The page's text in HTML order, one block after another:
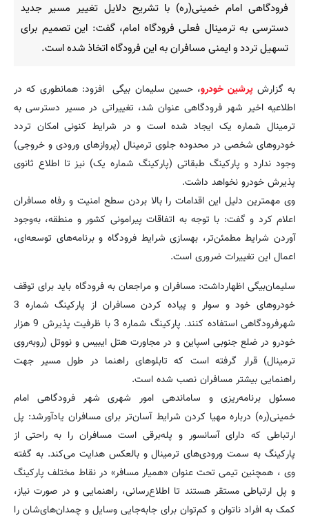
فرودگاهی امام خمینی(ره) با تشریح دلایل تغییر مسیر جدید
دسترسی به ترمینال فعلی فرودگاه امام، گفت: این تصمیم برای
تسهیل تردد و ایمنی مسافران به این فرودگاه اتخاذ شده است.
به گزارش پرشین خودرو، حسین سلیمان‌ بیگی افزود: همانطوری که در
اطلاعیه اخیر شهر فرودگاهی عنوان شد، تغییراتی در مسیر دسترسی به
ترمینال شماره یک ایجاد شده است و در شرایط کنونی امکان تردد
خودروهای شخصی در محدوده جلوی ترمینال (پروازهای ورودی و خروجی)
وجود ندارد و پارکینگ طبقاتی (پارکینگ شماره یک) نیز تا اطلاع ثانوی
پذیرش خودرو نخواهد داشت.
وی مهمترین دلیل این اقدامات را بالا بردن سطح امنیت و رفاه مسافران
اعلام کرد و گفت: با توجه به اتفاقات پیرامونی کشور و منطقه، به‌وجود
آوردن شرایط مطمئن‌تر، بهسازی شرایط فرودگاه و برنامه‌های توسعه‌ای،
اعمال این تغییرات ضروری است.
سلیمان‌بیگی اظهارداشت: مسافران و مراجعان به فرودگاه باید برای توقف
خودروهای خود و سوار و پیاده کردن مسافران از پارکینگ شماره 3
شهرفرودگاهی استفاده کنند. پارکینگ شماره 3 با ظرفیت پذیرش 9 هزار
خودرو در ضلع جنوبی اسپاین و در مجاورت هتل ایبیس و نووتل (روبه‌روی
ترمینال) قرار گرفته است که تابلوهای راهنما در طول مسیر جهت
راهنمایی بیشتر مسافران نصب شده است.
مسئول برنامه‌ریزی و ساماندهی امور شهری شهر فرودگاهی امام
خمینی(ره) درباره مهیا کردن شرایط آسان‌تر برای مسافران یادآورشد: پل
ارتباطی که دارای آسانسور و پله‌برقی است مسافران را به راحتی از
پارکینگ به سمت ورودی‌های ترمینال و بالعکس هدایت می‌کند. به گفته
وی ، همچنین تیمی تحت عنوان «همیار مسافر» در نقاط مختلف پارکینگ
و پل ارتباطی مستقر هستند تا اطلاع‌رسانی، راهنمایی و در صورت نیاز،
کمک به افراد ناتوان و کم‌توان برای جابه‌جایی وسایل و چمدان‌های‌شان را